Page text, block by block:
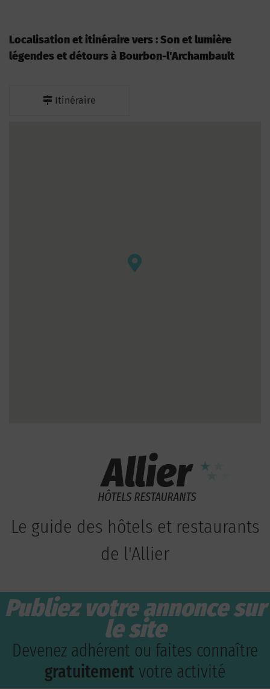
Localisation et itinéraire vers : Son et lumière
légendes et détours à Bourbon-l'Archambault
Itinéraire
Le guide des hôtels et restaurants
de l'Allier
Publiez votre annonce sur
le site
Devenez adhérent ou faites connaître
gratuitement votre activité